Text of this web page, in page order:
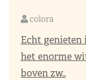
colora
Echt
het enorme
boven zw..